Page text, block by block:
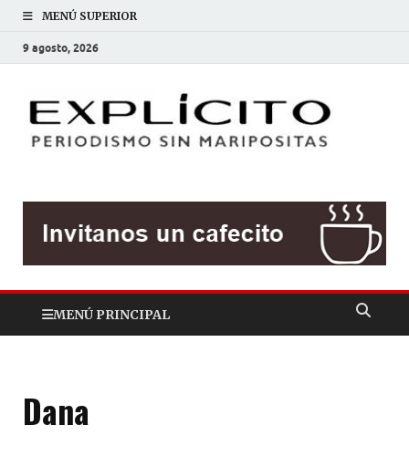
MENÚ SUPERIOR
9 agosto, 2026
MENÚ PRINCIPAL
Dana